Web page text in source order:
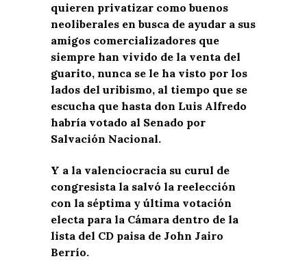
quieren privatizar como buenos
neoliberales en busca de ayudar a sus
amigos comercializadores que
siempre han vivido de la venta del
guarito, nunca se le ha visto por los
lados del uribismo, al tiempo que se
escucha que hasta don Luis Alfredo
habría votado al Senado por
Salvación Nacional.
Y a la valenciocracia su curul de
congresista la salvó la reelección
con la séptima y última votación
electa para la Cámara dentro de la
lista del CD paisa de John Jairo
Berrío.